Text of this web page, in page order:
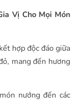
Vị Cho Mọi Món
hợp độc đáo giữa
mang đến hương
nướng đến các